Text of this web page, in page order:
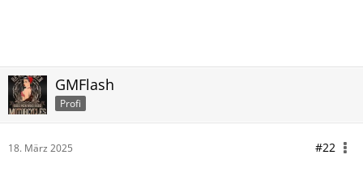
GMFlash
Profi
18. März 2025 #22